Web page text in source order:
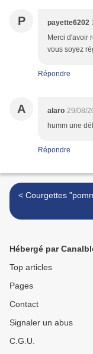
P payette6202
Merci d'avoir
vous soyez
Répondre
A alaro 29/08/
humm une
Répondre
< Courgettes
Hébergé par
Top articles
Pages
Contact
Signaler un abus
C.G.U.